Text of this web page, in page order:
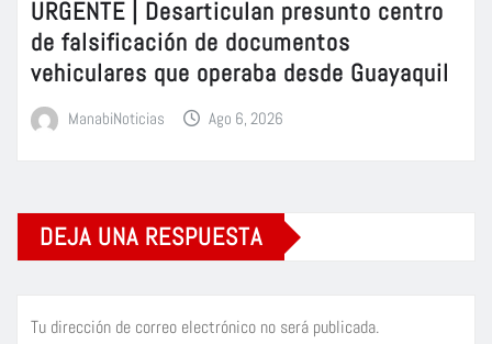
URGENTE | Desarticulan presunto centro
de falsificación de documentos
vehiculares que operaba desde Guayaquil
ManabiNoticias Ago 6, 2026
DEJA UNA RESPUESTA
Tu dirección de correo electrónico no será publicada.